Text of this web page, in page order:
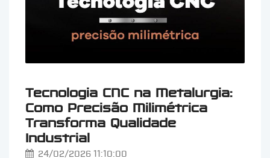
Tecnologia CNC na Metalurgia:
Como Precisão Milimétrica
Transforma Qualidade
Industrial
24/02/2026 11:10:00